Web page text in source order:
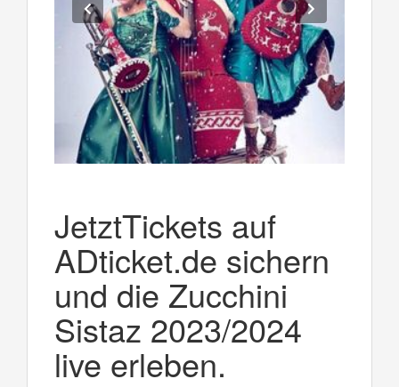
JetztTickets auf
ADticket.de sichern
und die Zucchini
Sistaz 2023/2024
live erleben.